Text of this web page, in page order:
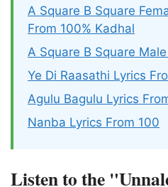
A Square B Square
From 100% Kadhal
A Square B Square
Ye Di Raasathi Lyrics
Agulu Bagulu Lyrics
Nanba Lyrics From 100
Listen to the